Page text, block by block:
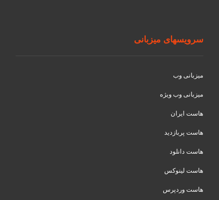
سرویسهای میزبانی
میزبانی وب
میزبانی وب ویژه
هاست ایران
هاست پربازدید
هاست دانلود
هاست لینوکس
هاست وردپرس